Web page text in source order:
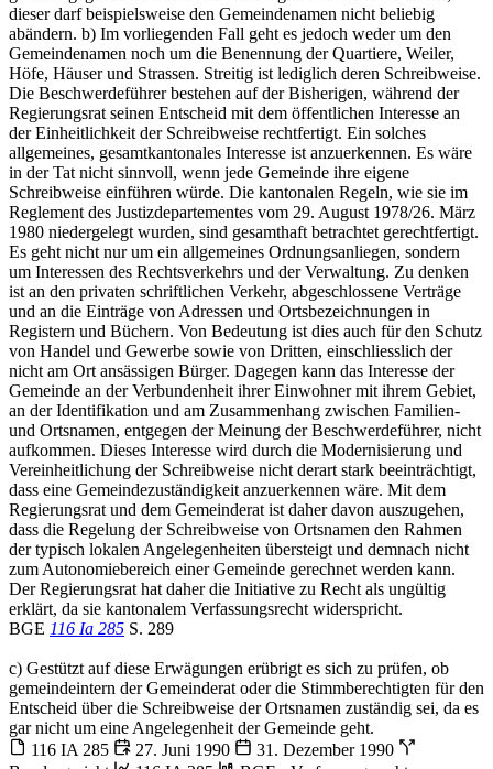
dieser darf beispielsweise den Gemeindenamen nicht beliebig
abändern. b) Im vorliegenden Fall geht es jedoch weder um den
Gemeindenamen noch um die Benennung der Quartiere, Weiler,
Höfe, Häuser und Strassen. Streitig ist lediglich deren Schreibweise.
Die Beschwerdeführer bestehen auf der Bisherigen, während der
Regierungsrat seinen Entscheid mit dem öffentlichen Interesse an
der Einheitlichkeit der Schreibweise rechtfertigt. Ein solches
allgemeines, gesamtkantonales Interesse ist anzuerkennen. Es wäre
in der Tat nicht sinnvoll, wenn jede Gemeinde ihre eigene
Schreibweise einführen würde. Die kantonalen Regeln, wie sie im
Reglement des Justizdepartementes vom 29. August 1978/26. März
1980 niedergelegt wurden, sind gesamthaft betrachtet gerechtfertigt.
Es geht nicht nur um ein allgemeines Ordnungsanliegen, sondern
um Interessen des Rechtsverkehrs und der Verwaltung. Zu denken
ist an den privaten schriftlichen Verkehr, abgeschlossene Verträge
und an die Einträge von Adressen und Ortsbezeichnungen in
Registern und Büchern. Von Bedeutung ist dies auch für den Schutz
von Handel und Gewerbe sowie von Dritten, einschliesslich der
nicht am Ort ansässigen Bürger. Dagegen kann das Interesse der
Gemeinde an der Verbundenheit ihrer Einwohner mit ihrem Gebiet,
an der Identifikation und am Zusammenhang zwischen Familien-
und Ortsnamen, entgegen der Meinung der Beschwerdeführer, nicht
aufkommen. Dieses Interesse wird durch die Modernisierung und
Vereinheitlichung der Schreibweise nicht derart stark beeinträchtigt,
dass eine Gemeindezuständigkeit anzuerkennen wäre. Mit dem
Regierungsrat und dem Gemeinderat ist daher davon auszugehen,
dass die Regelung der Schreibweise von Ortsnamen den Rahmen
der typisch lokalen Angelegenheiten übersteigt und demnach nicht
zum Autonomiebereich einer Gemeinde gerechnet werden kann.
Der Regierungsrat hat daher die Initiative zu Recht als ungültig
erklärt, da sie kantonalem Verfassungsrecht widerspricht.
BGE 116 Ia 285 S. 289
c) Gestützt auf diese Erwägungen erübrigt es sich zu prüfen, ob
gemeindeintern der Gemeinderat oder die Stimmberechtigten für den
Entscheid über die Schreibweise der Ortsnamen zuständig sei, da es
gar nicht um eine Angelegenheit der Gemeinde geht.
116 IA 285
27. Juni 1990
31. Dezember 1990